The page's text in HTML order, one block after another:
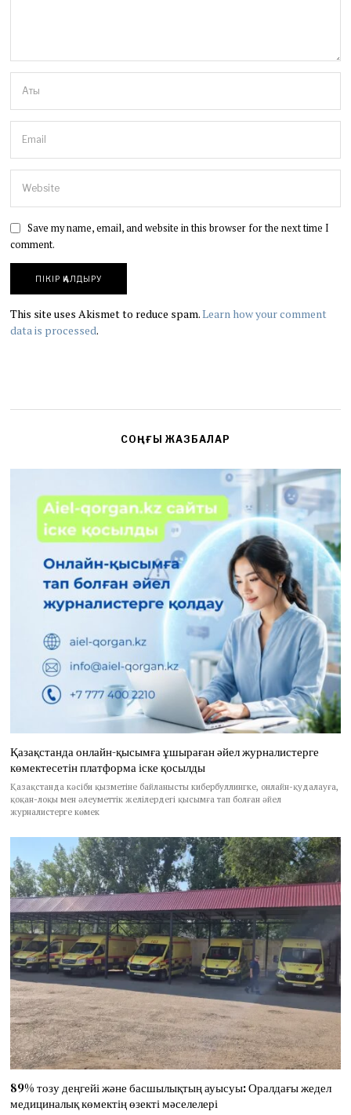
Save my name, email, and website in this browser for the next time I
comment.
This site uses Akismet to reduce spam.Learn how your comment
data is processed.
СОҢҒЫ ЖАЗБАЛАР
Қазақстанда онлайн-қысымға ұшыраған әйел журналистерге
көмектесетін платформа іске қосылды
Қазақстанда кәсіби қызметіне байланысты кибербуллингке, онлайн-қудалауға,
қоқан-лоқы мен әлеуметтік желілердегі қысымға тап болған әйел
журналистерге көмек
89% тозу деңгейі және басшылықтың ауысуы: Оралдағы жедел
медициналық көмектің өзекті мәселелері